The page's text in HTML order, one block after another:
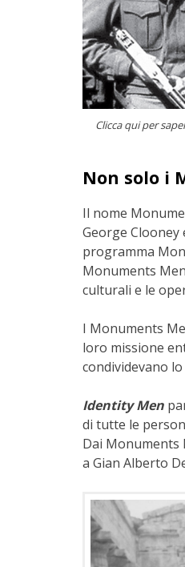
Clicca qui per
Non solo i
Il nome
George Clooney
programma
Monuments
culturali e le
I Monuments
loro missione
condividevano
Identity Men
di tutte le
Dai Monuments
a Gian Alberto